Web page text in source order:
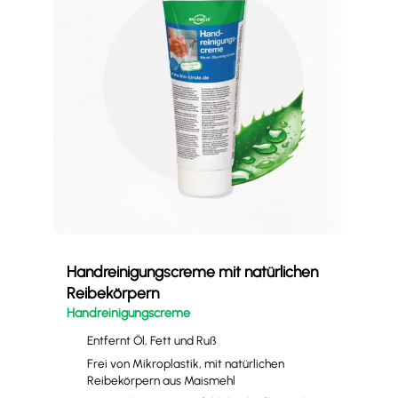
Handreinigungscreme mit natürlichen
Reibekörpern
Handreinigungscreme
Entfernt Öl, Fett und Ruß
Frei von Mikroplastik, mit natürlichen
Reibekörpern aus Maismehl